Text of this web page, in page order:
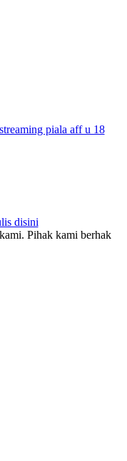
piala aff u 18
disini
Pihak kami berhak